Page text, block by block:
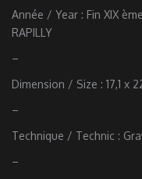
Année / Year : Fin XIX
RAPILLY
–
Dimension / Size : 17,1 x
–
Technique / Technic :
–